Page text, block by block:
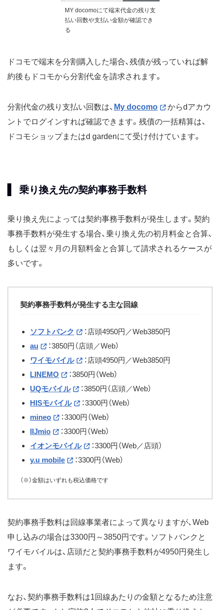
MY docomoにて端末代金の残り支
払い回数や支払い金額が確認でき
る
ドコモで端末を分割購入した場合、残債が残っていれば解
約後もドコモから分割代金を請求されます。
分割代金の残り支払い回数は、 My docomo
からdアカウ
ントでログインすれば確認できます。残債の一括精算は、
ドコモショップまたはd gardenにて受け付けています。
乗り換え先の契約事務手数料
乗り換え先によっては契約事務手数料が発生します。契約
事務手数料が発生する場合、乗り換え先の初月料金と合算、
もしくは翌々月の月額料金と合算して請求されるケースが
多いです。
契約事務手数料が発生する主な回線
ソフトバンク
：店頭4950円／Web3850円
au
：3850円（店頭／Web）
ワイモバイル
：店頭4950円／Web3850円
LINEMO
：3850円（Web）
UQモバイル
：3850円（店頭／Web）
HISモバイル
：3300円（Web）
mineo
：3300円（Web）
IIJmio
：3300円（Web）
イオンモバイル
：3300円（Web／店頭）
y.u mobile
：3300円（Web）
（※）金額はいずれも税込価格です
契約事務手数料は回線事業者によって異なりますが、Web
申し込みの場合は3300円～3850円です。ソフトバンクと
ワイモバイルは、店頭だと契約事務手数料が4950円発生し
ます。
なお、契約事務手数料は1回線あたりの金額となるため注意